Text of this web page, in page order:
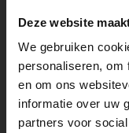
Deze website
We gebruiken
personaliseren, om
en om ons
informatie over uw
partners voor